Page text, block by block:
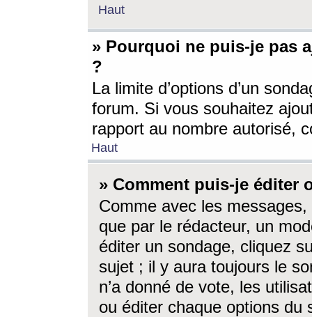
Haut
» Pourquoi ne puis-je pas
?
La limite d’options d’un
forum. Si vous souhaitez
rapport au nombre autorisé,
Haut
» Comment puis-je éditer
Comme avec les
que par le rédacteur, un
éditer un sondage, cliquez
sujet ; il y aura toujours le
n’a donné de vote, les
ou éditer chaque options du